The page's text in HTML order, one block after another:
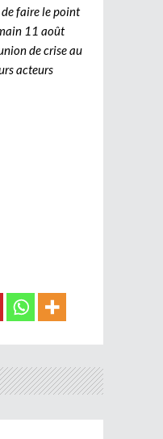
faire le point
11 août
de crise au
acteurs